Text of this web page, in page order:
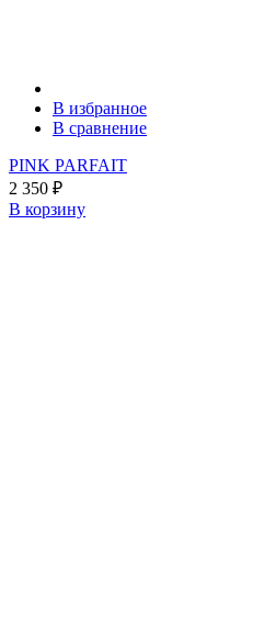
В избранное
В сравнение
PINK PARFAIT
2 350 ₽
В корзину